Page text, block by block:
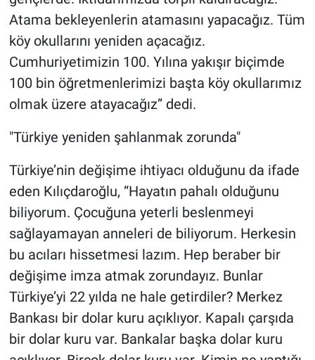
Atama bekleyenlerin atamasını yapacağız. Tüm
köy okullarını yeniden açacağız.
Cumhuriyetimizin 100. Yılına yakışır biçimde
100 bin öğretmenlerimizi başta köy okullarımız
olmak üzere atayacağız” dedi.
"Türkiye yeniden şahlanmak zorunda"
Türkiye’nin değişime ihtiyacı olduğunu da ifade
eden Kılıçdaroğlu, “Hayatın pahalı olduğunu
biliyorum. Çocuğuna yeterli beslenmeyi
sağlayamayan anneleri de biliyorum. Herkesin
bu acıları hissetmesi lazım. Hep beraber bir
değişime imza atmak zorundayız. Bunlar
Türkiye’yi 22 yılda ne hale getirdiler? Merkez
Bankası bir dolar kuru açıklıyor. Kapalı çarşıda
bir dolar kuru var. Bankalar başka dolar kuru